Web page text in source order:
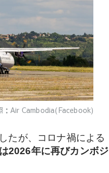
：Air Cambodia(Facebook)
たが、コロナ禍による
2026年に再びカンボジ